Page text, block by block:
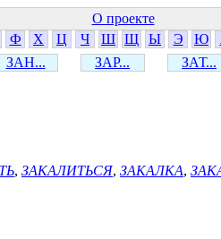
О проекте
Ф Х Ц Ч Ш Щ Ы Э Ю
ЗАН... ЗАР... ЗАТ...
, ЗАКАЛИТЬСЯ, ЗАКАЛКА,